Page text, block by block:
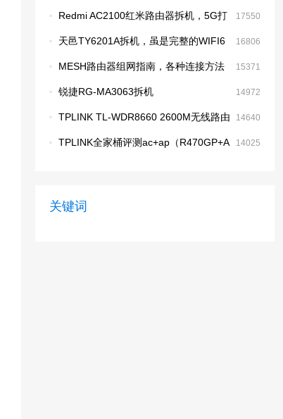
目前最强的2.4G芯片
17550
Redmi AC2100红米路由器拆机，5G打
了鸡血
·
16806
天邑TY6201A拆机，虽是完整的WIFI6
但生不逢时的感觉
·
15371
MESH路由器组网指南，各种连接方法
·
14972
锐捷RG-MA3063拆机
·
14640
TPLINK TL-WDR8660 2600M无线路由
器拆机
·
14025
TPLINK全家桶评测ac+ap（R470GP+A
·
关键词